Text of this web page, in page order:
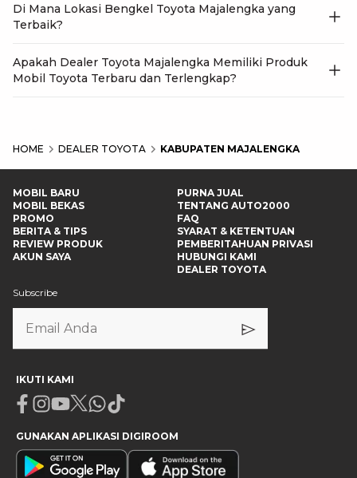
Di Mana Lokasi Bengkel Toyota Majalengka yang
Terbaik?
Apakah Dealer Toyota Majalengka Memiliki Produk
Mobil Toyota Terbaru dan Terlengkap?
HOME DEALER TOYOTA KABUPATEN MAJALENGKA
MOBIL BARU
MOBIL BEKAS
PROMO
BERITA & TIPS
REVIEW PRODUK
AKUN SAYA
PURNA JUAL
TENTANG AUTO2000
FAQ
SYARAT & KETENTUAN
PEMBERITAHUAN PRIVASI
HUBUNGI KAMI
DEALER TOYOTA
Subscribe
IKUTI KAMI
Facebook
Instagram
Youtube
X Whatsapp
Tiktok
GUNAKAN APLIKASI DIGIROOM